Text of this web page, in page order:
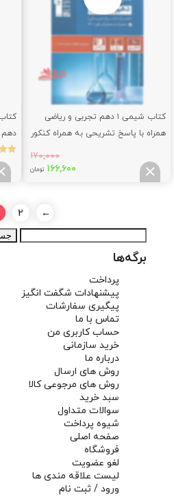
بود.
کتاب شیمی ۱ دهم تجربی و ریاضی
همراه با پاسخ تشریحی به همراه کنکور
۱۷۰,۰۰۰
قیمت
۱۶۶,۶۰۰ تومانقیمت
فعلی:
تومان.
دهم
نمره
5.00
2
←
جستجو
برای:
برگه‌ها
پرداخت
پیشنهادات شگفت انگیز
پیگیری سفارشات
تماس با ما
حساب کاربری من
خرید سازمانی
درباره ما
روش های ارسال
روش های مرجوعی کالا
سبد خرید
سوالات متداول
شیوه پرداخت
صفحه اصلی
فروشگاه
لغو عضویت
لیست علاقه مندی ها
ورود / ثبت نام